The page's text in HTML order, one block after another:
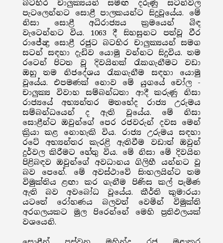
බටහිර චාලුක්‍යයන් සමඟ දරුණු සටන්වල
පැටලෙන්නට සොළී පාලකයන්ට සිදුවූයේය. මේ
නිසා සොළී අධිරාජ්‍යය ක්‍රමයෙන් බිඳ
වැටෙන්නට විය. 1063 දී සිහසුනට පත්වූ වීර
රාජේන්‍ද්‍ර සොළී රජුට බටහිර චාලුක්‍යයන් සමග
සටන් සඳහා දැඩිව යොමු වන්නට සිදුවිය. තම
රටෙන් පිටත වූ දිවයිනක් රැකගැනීමට වඩා
ඔහු තම නිජදේශය රැකගැනීම සඳහා යොමු
වූයේය. එපමණක් නොව මේ යුගයේ චෝල -
චාලුක්‍ය විවාහ සම්බන්ධතා ආදී කරුණු නිසා
රාජ්‍යයේ අභ්‍යන්තර මතභේද රාජ්‍ය උරුමය
සම්බන්ධයෙන් ද ඇති වූයේය. මේ නිසා
සොළීන්ට ඔවුන්ගේ පෙර රජවරුන් දවස මෙන්
ක්‍රියා කළ නොහැකි විය. රාජ්‍ය උරුමය සඳහා
රටේ අභ්‍යන්තර කැරළි ඇතිවීම වඩාත් ඔවුන්
දුර්වල කිරීමට හේතු විය. මේ නිසා මේ දිවයින
පිළිබඳව ඔවුන්ගේ අවධානය ගිලිහී යන්නට වූ
බව පෙනේ. මේ අවස්ථාවේ සිංහලයින්ට තම
විමුක්තිය ළඟා කර ගැනීම පිණිස කල් පැමිණ
ඇති බව අවබෝධ වූයේය. කීර්ති කුමාරයා
යටතේ රෝහණය බලවත් වෙමින් විමුක්ති
අරගලයකට මුල පිරෙන්නේ මෙහි ප්‍රතිඵලයක්
වශයෙනි.